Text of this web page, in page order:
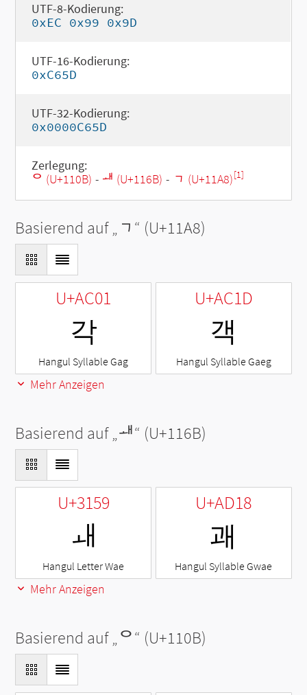
UTF-8-Kodierung:
0xEC 0x99 0x9D
UTF-16-Kodierung:
0xC65D
UTF-32-Kodierung:
0x0000C65D
Zerlegung:
ᄋ (U+110B) - ᅫ (U+116B) - ᆨ (U+11A8)[1]
Basierend auf „ ᆨ “ (U+11A8)
U+AC01
각
Hangul Syllable Gag
U+AC1D
객
Hangul Syllable Gaeg
Mehr Anzeigen
Basierend auf „ᅫ“ (U+116B)
U+3159
ㅙ
Hangul Letter Wae
U+AD18
괘
Hangul Syllable Gwae
Mehr Anzeigen
Basierend auf „ᄋ“ (U+110B)